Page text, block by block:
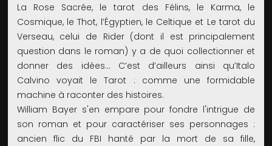
La Rose Sacrée, le tarot des Félins, le Karma, le
Cosmique, le Thot, l’Égyptien, le Celtique et Le tarot du
Verseau, celui de Rider (dont il est principalement
question dans le roman) y a de quoi collectionner et
donner des idées... C’est d’ailleurs ainsi qu’Italo
Calvino voyait le Tarot : comme une formidable
machine à raconter des histoires.
William Bayer s'en empare pour fondre l'intrigue de
son roman et pour caractériser ses personnages :
ancien flic du FBI hanté par la mort de sa fille,